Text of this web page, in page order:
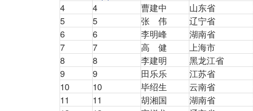
4
4 曹建中 山东省
5
5 张 伟 辽宁省
6
6 李明峰 湖南省
7
7 高 健 上海市
8
8 李建明 黑龙江省
9
9 田乐乐 江苏省
10
10 毕绍生 云南省
11
11 胡湘国 湖南省